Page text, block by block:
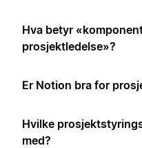
Hva betyr
prosjektledelse»?
Er Notion bra for
Hvilke
med?